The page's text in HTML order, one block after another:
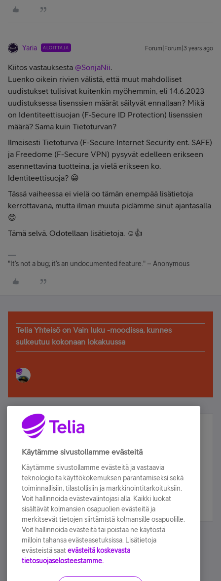
Yaria ALOITTAJA Forum|Forum|3 years ago
Kiitos vastauksesta @SonjaNii.
Luenko oikein rivien välistä, että muut mahdolliset
uudistukset tulisivat kuitenkin myöhemmin, eli 14.6.2023
uudistuksessa lisenssien määrät säilyvät ennallaan? Mikä
on Identiteettisuojan (F‑Secure ID Protection) lisenssien
määrä? Sama kuin Tietoturvan?
Ilmeisesti Tietoturva (F-Secure Internet Security ent. SAFE)
ja Freedome (F-Secure VPN) pysyvät edelleen erikseen
asennettavina tuotteina, ja vielä erikseen ko.
Identiteettisuoja? 😀
Tässä vaiheessa ei vielä oo tämän enempää lisätietoja
kerrottavana, mutta ilman muuta pidämme sinut ajantasalla
😊
Tämä selvä. Odotellaan lisätietoja. ☺️👍
"It’s not a bug; it’s an undocumented feature." – Anonymous
Telia Yhteisö on Vain luku -moodissa, kunnes
sulkeutuu kokonaan lokakuussa
Älä jää paitsi – osallistu ja voita!
Tilaa Telian uutiskirje ja olet mukana arvonnassa.
sähköpostiisi.
Tilaa nyt
Käytämme sivustollamme evästeitä
Käytämme sivustollamme evästeitä ja vastaavia
teknologioita käyttökokemuksen parantamiseksi sekä
toiminnallisiin, tilastollisiin ja markkinointitarkoituksiin.
Voit hallinnoida evästevalintojasi alla. Kaikki luokat
sisältävät kolmansien osapuolien evästeitä ja
merkitsevät tietojen siirtämistä kolmansille osapuolille.
Voit hallinnoida evästeitä tai poistaa ne käytöstä
milloin tahansa evästeasetuksissa. Lisätietoja
evästeistä saat evästeitä koskevasta
tietosuojaselosteestamme.